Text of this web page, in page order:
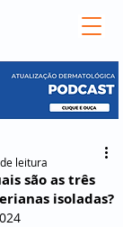
são as três
isoladas?
leitura